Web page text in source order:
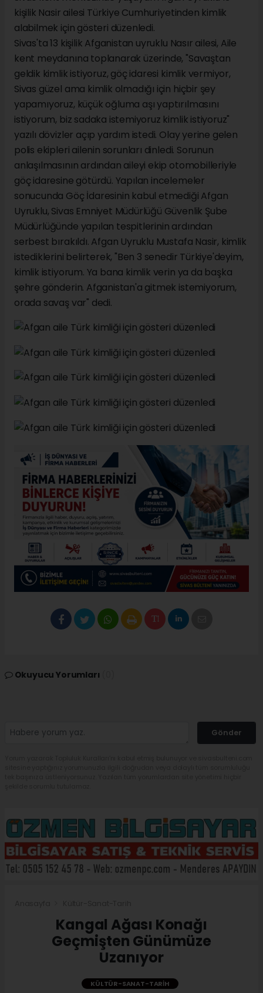
kişilik Nasir ailesi Türkiye Cumhuriyetinden kimlik
alabilmek için gösteri düzenledi.
Sivas'ta 13 kişilik Afganistan uyruklu Nasır ailesi, Aile
kent meydanına toplanarak üzerinde, "Savaştan
geldik kimlik istiyoruz, göç idaresi kimlik vermiyor,
Sivas güzel ama kimlik olmadığı için hiçbir şey
yapamıyoruz, küçük oğluma aşı yaptırılmasını
istiyorum, biz sadaka istemiyoruz kimlik istiyoruz"
yazılı dövizler açıp yardım istedi. Olay yerine gelen
polis ekipleri ailenin sorunları dinledi. Sorunun
anlaşılmasının ardından aileyi ekip otomobilleriyle
göç idaresine götürdü. Yapılan incelemeler
sonucunda Göç İdaresinin kabul etmediği Afgan
Uyruklu, Sivas Emniyet Müdürlüğü Güvenlik Şube
Müdürlüğünde yapılan tespitlerinin ardından
serbest bırakıldı. Afgan Uyruklu Mustafa Nasir, kimlik
istediklerini belirterek, "Ben 3 senedir Türkiye'deyim,
kimlik istiyorum. Ya bana kimlik verin ya da başka
şehre gönderin. Afganistan'a gitmek istemiyorum,
orada savaş var" dedi.
Okuyucu Yorumları
Gönder
Kangal Ağası Konağı
Geçmişten Günümüze
Uzanıyor
KÜLTÜR-SANAT-TARIH